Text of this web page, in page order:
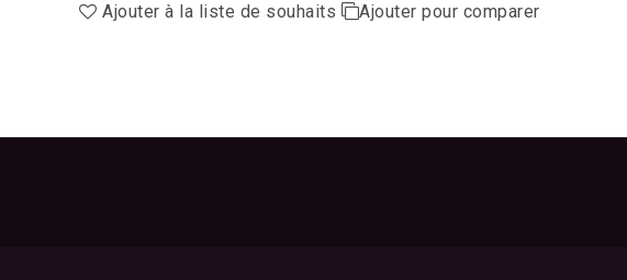
Ajouter à la liste de souhaits
Ajouter pour comparer